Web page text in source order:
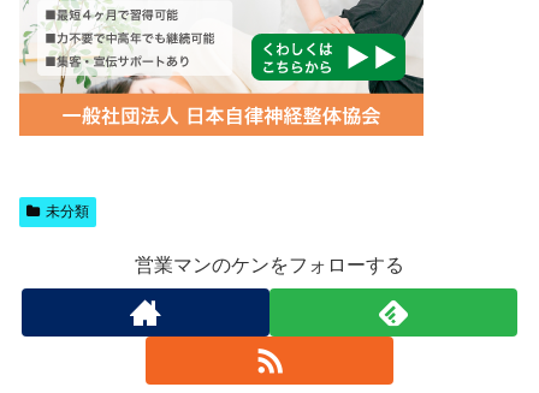
未分類
営業マンのケンをフォローする